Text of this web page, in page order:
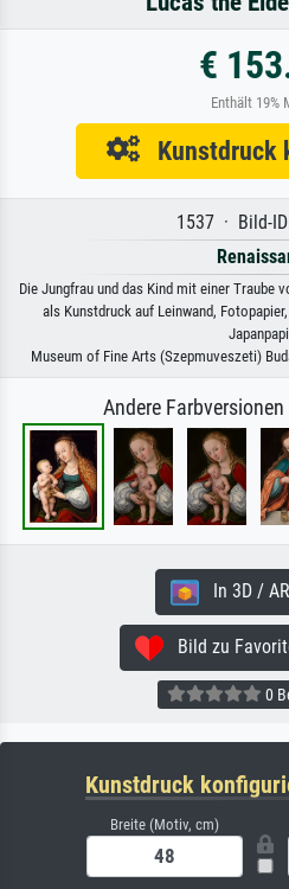
€
Enthält 19%
Kunstdruck
1537 · Bild-
Die Jungfrau und das Kind mit einer Traube
als Kunstdruck auf Leinwand,
Museum of Fine Arts (Szepmuveszeti)
Andere
In 3D /
Bild zu
0
Kunstdruck
Breite (Motiv, cm)